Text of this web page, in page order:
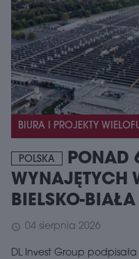
BIURA I PROJEKTY
POLSKA
PONAD
WYNAJĘTYCH
BIELSKO-BIAŁA
schedule 04 sierpnia 2026
DL Invest Group